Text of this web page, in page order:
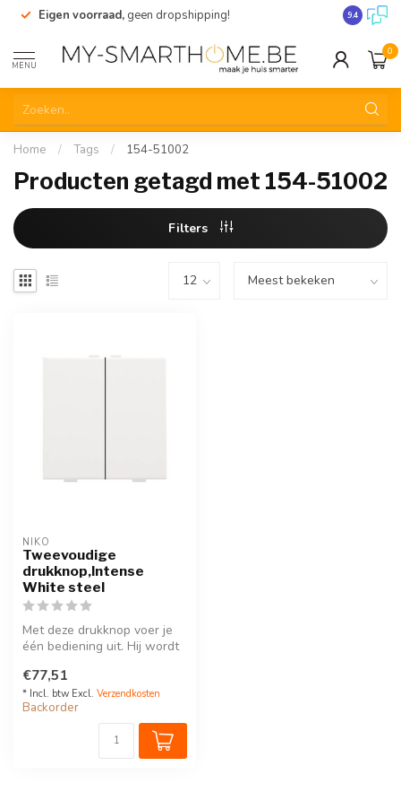
Eigen voorraad, geen dropshipping! 9.4
MENU
0
Home / Tags / 154-51002
Producten getagd met 154-51002
Filters
NIKO
Tweevoudige
drukknop,Intense
White steel
Met deze drukknop voer je
één bediening uit. Hij wordt
€77,51
* Incl. btw Excl. Verzendkosten
Backorder